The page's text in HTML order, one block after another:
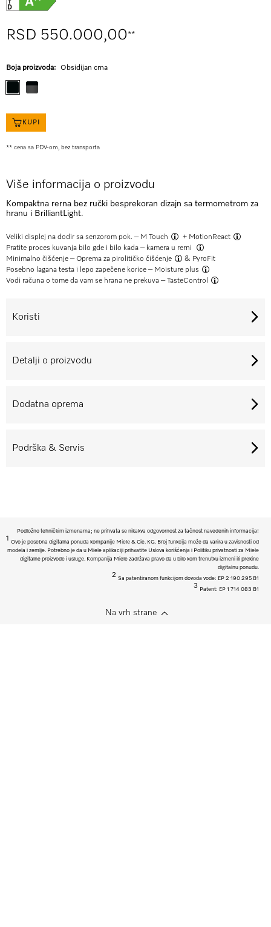
RSD 550.000,00**
Boja proizvoda: Obsidijan crna
KUPI
** cena sa PDV-om, bez transporta
Više informacija o proizvodu
Kompaktna rerna bez ručki besprekoran dizajn sa termometrom za
hranu i BrilliantLight.
Veliki displej na dodir sa senzorom pok. – M Touch + MotionReact
Pratite proces kuvanja bilo gde i bilo kada – kamera u rerni
Minimalno čišćenje – Oprema za pirolitičko čišćenje
& PyroFit
Posebno lagana testa i lepo zapečene korice – Moisture plus
Vodi računa o tome da vam se hrana ne prekuva –TasteControl
Koristi
Detalji o proizvodu
Dodatna oprema
Podrška & Servis
Podložno tehničkim izmenama; ne prihvata se nikakva odgovornost za tačnost navedenih informacija!
1
Ovo je posebna digitalna ponuda kompanije Miele & Cie. KG. Broj funkcija može da varira u zavisnosti od
modela i zemlje. Potrebno je da u Miele aplikaciji prihvatite Uslova korišćenja i Politiku privatnosti za Miele
digitalne proizvode i usluge. Kompanija Miele zadržava pravo da u bilo kom trenutku izmeni ili prekine
digitalnu ponudu.
2
Sa patentiranom funkcijom dovoda vode: EP 2 190 295 B1
3
Patent: EP 1 714 083 B1
Na vrh strane